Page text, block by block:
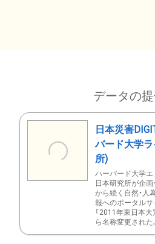
データの
日本災害
バード大学
所)
ハーバード大学エ
日本研究所が企画
から続く自然・人
報へのポータル
「2011年東日本
ら名称変更された